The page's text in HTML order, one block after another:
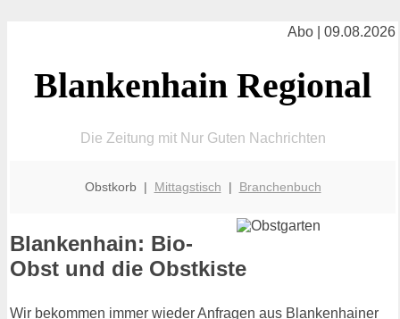
Abo | 09.08.2026
Blankenhain Regional
Die Zeitung mit Nur Guten Nachrichten
Obstkorb | Mittagstisch | Branchenbuch
Blankenhain: Bio-
Obst und die Obstkiste
Wir bekommen immer wieder Anfragen aus Blankenhainer